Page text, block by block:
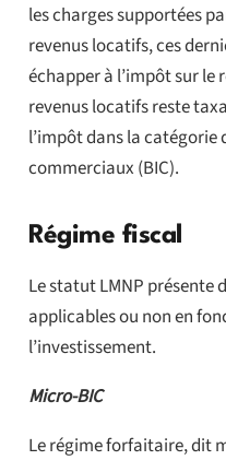
les charges supportées
revenus locatifs, ces
échapper à l’impôt sur le
revenus locatifs reste
l’impôt dans la catégorie
commerciaux (BIC).
Régime fiscal
Le statut LMNP présente
applicables ou non en
l’investissement.
Micro-BIC
Le régime forfaitaire, dit